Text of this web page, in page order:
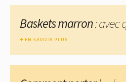
Baskets marron: avec
EN SAVOIR PLUS